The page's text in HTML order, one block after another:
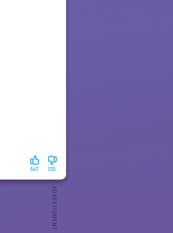
135
547